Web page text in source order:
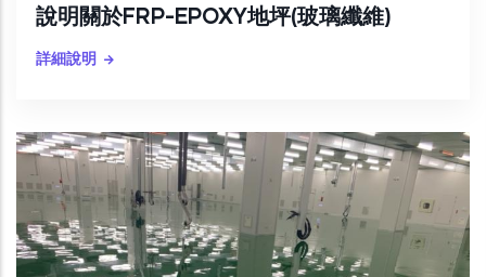
說明關於FRP-EPOXY地坪(玻璃纖維)
詳細說明